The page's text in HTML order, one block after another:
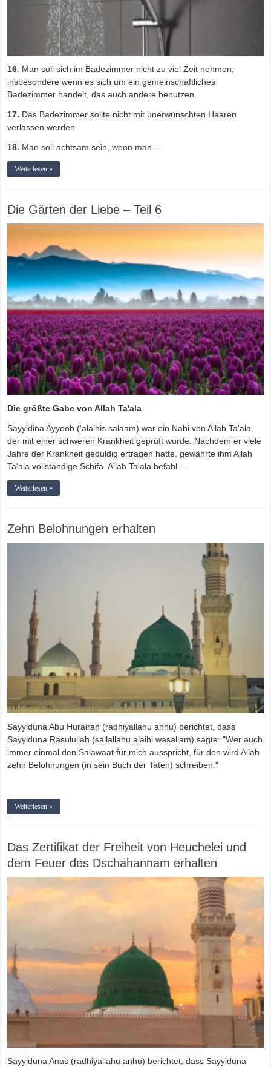
16. Man soll sich im Badezimmer nicht zu viel Zeit nehmen,
insbesondere wenn es sich um ein gemeinschaftliches
Badezimmer handelt, das auch andere benutzen.
17. Das Badezimmer sollte nicht mit unerwünschten Haaren
verlassen werden.
18. Man soll achtsam sein, wenn man ...
Weiterlesen »
Die Gärten der Liebe – Teil 6
Die größte Gabe von Allah Ta'ala
Sayyidina Ayyoob ('alaihis salaam) war ein Nabi von Allah Ta'ala,
der mit einer schweren Krankheit geprüft wurde. Nachdem er viele
Jahre der Krankheit geduldig ertragen hatte, gewährte ihm Allah
Ta'ala vollständige Schifa. Allah Ta'ala befahl ...
Weiterlesen »
Zehn Belohnungen erhalten
Sayyiduna Abu Hurairah (radhiyallahu anhu) berichtet, dass
Sayyiduna Rasulullah (sallallahu alaihi wasallam) sagte: "Wer auch
immer einmal den Salawaat für mich ausspricht, für den wird Allah
zehn Belohnungen (in sein Buch der Taten) schreiben."
Weiterlesen »
Das Zertifikat der Freiheit von Heuchelei und
dem Feuer des Dschahannam erhalten
Sayyiduna Anas (radhiyallahu anhu) berichtet, dass Sayyiduna